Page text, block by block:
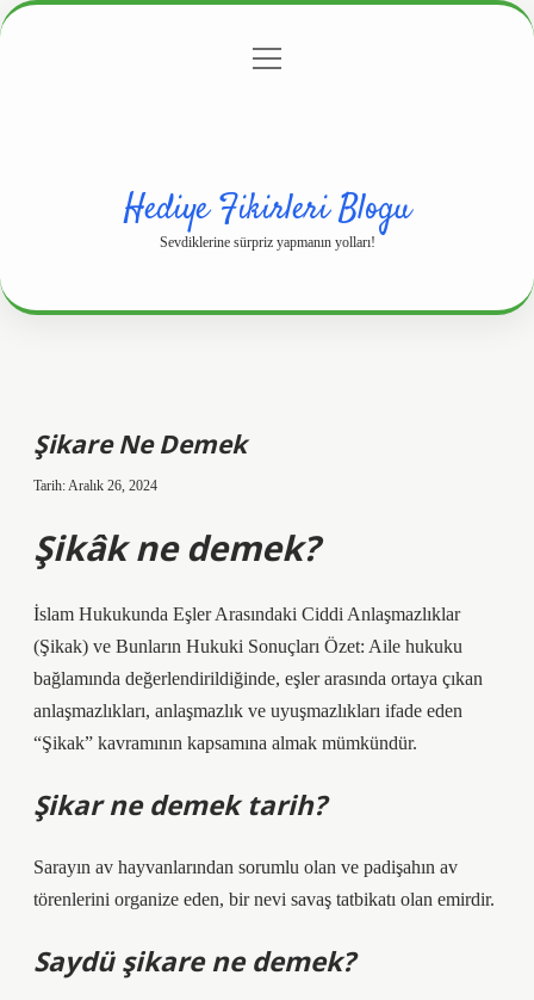
Gizlilik Politikası
menüyü
Hediye Fikirleri Blogu
Sevdiklerine sürpriz yapmanın yolları!
Şikare Ne Demek
Tarih: Aralık 26, 2024
Şikâk ne demek?
İslam Hukukunda Eşler Arasındaki Ciddi Anlaşmazlıklar
(Şikak) ve Bunların Hukuki Sonuçları Özet: Aile hukuku
bağlamında değerlendirildiğinde, eşler arasında ortaya çıkan
anlaşmazlıkları, anlaşmazlık ve uyuşmazlıkları ifade eden
“Şikak” kavramının kapsamına almak mümkündür.
Şikar ne demek tarih?
Sarayın av hayvanlarından sorumlu olan ve padişahın av
törenlerini organize eden, bir nevi savaş tatbikatı olan emirdir.
Saydü şikare ne demek?